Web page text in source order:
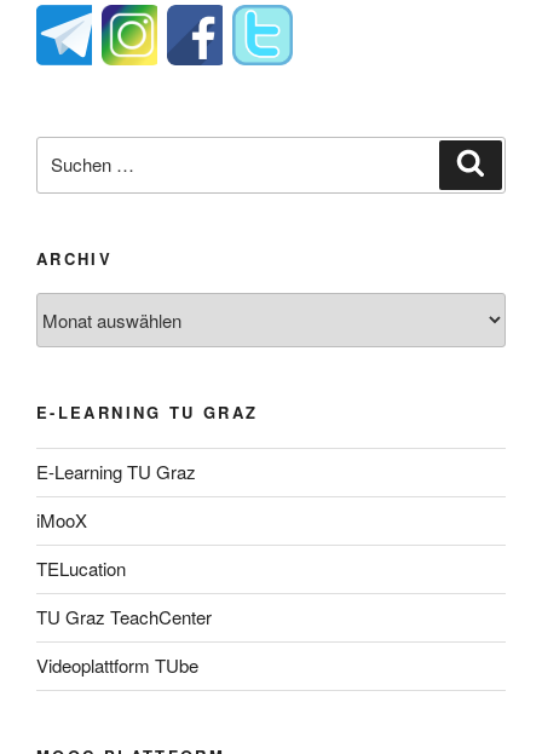
nach:
ARCHIV
E-LEARNING TU GRAZ
E-Learning TU Graz
iMooX
TELucation
TU Graz TeachCenter
Videoplattform TUbe